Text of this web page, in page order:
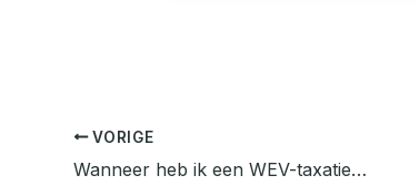
VORIGE
Wanneer heb ik een WEV-taxatie nodig bij verkoop van mijn auto?